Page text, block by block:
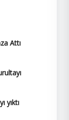
Attı
yıktı